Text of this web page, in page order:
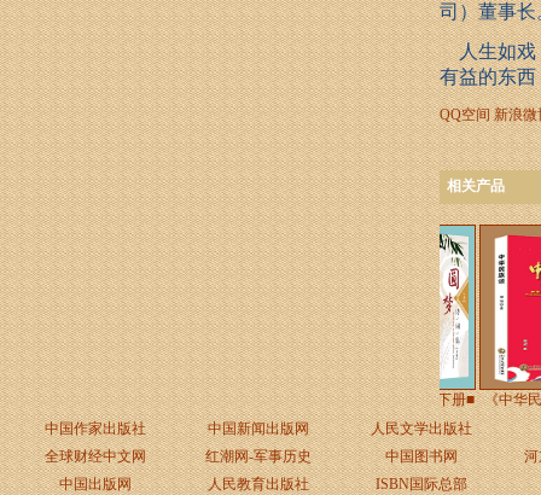
司）董事长
人生如戏
有益的东西
QQ空间 新浪微
相关产品
《中华四字经》◎冯英
伟
《圆梦诗词集》上下册■
屈
《中华民
中国作家出版社 中国新闻出版网
人民文学出版社
全球财经中文网
红潮网-军事历史 中国图书网
中国出版网
人民教育出版社 ISBN国际总部